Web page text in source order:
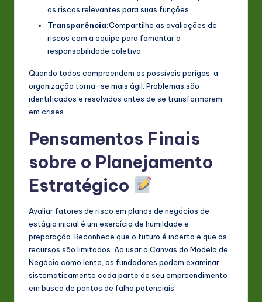
os riscos relevantes para suas funções.
Transparência:Compartilhe as avaliações de
riscos com a equipe para fomentar a
responsabilidade coletiva.
Quando todos compreendem os possíveis perigos, a
organização torna-se mais ágil. Problemas são
identificados e resolvidos antes de se transformarem
em crises.
Pensamentos Finais
sobre o Planejamento
Estratégico
Avaliar fatores de risco em planos de negócios de
estágio inicial é um exercício de humildade e
preparação. Reconhece que o futuro é incerto e que os
recursos são limitados. Ao usar o Canvas do Modelo de
Negócio como lente, os fundadores podem examinar
sistematicamente cada parte de seu empreendimento
em busca de pontos de falha potenciais.